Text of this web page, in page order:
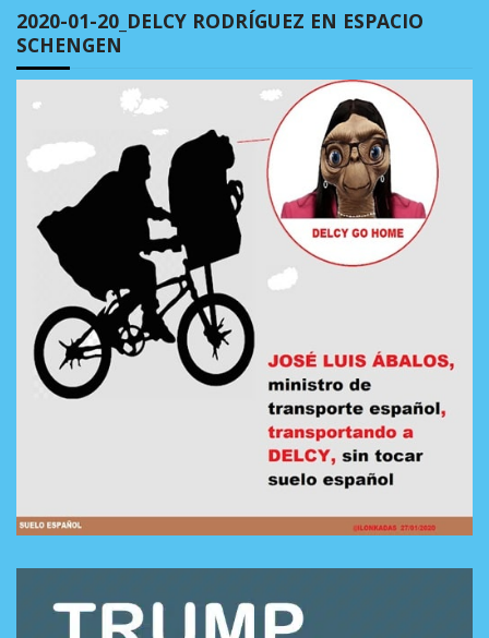
2020-01-20_DELCY RODRÍGUEZ EN ESPACIO
SCHENGEN